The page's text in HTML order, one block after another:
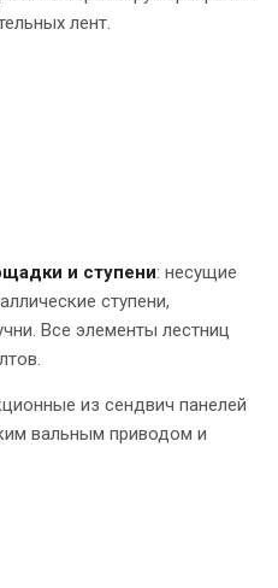
лент.
и ступени: несущие
ступени,
Все элементы лестниц
из сендвич панелей
вальным приводом и